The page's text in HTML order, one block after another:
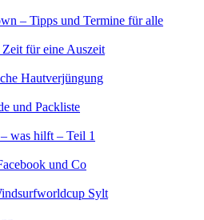
– Tipps und Termine für alle
für eine Auszeit
Hautverjüngung
und Packliste
was hilft – Teil 1
und Co
Sylt